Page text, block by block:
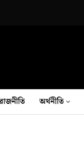
অর্থনীতি